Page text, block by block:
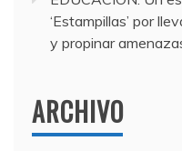
‘Estampillas’ por
y propinar
ARCHIVO